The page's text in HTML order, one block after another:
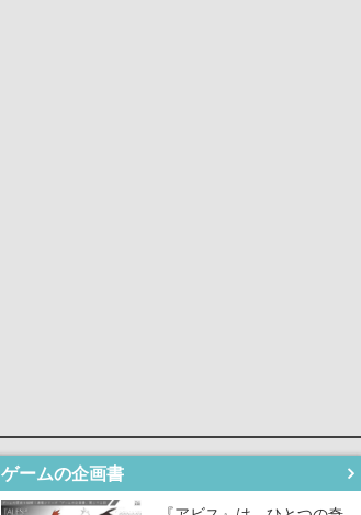
ゲームの企画書